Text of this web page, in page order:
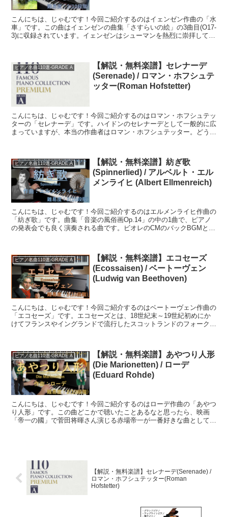
こんにちは、じゃむです！今回ご紹介するのはイェンゼン作曲の「水
車」です。この曲はイェンゼンの曲集「さすらいの絵」の3曲目(O17-
3)に収録されています。イェンゼンはシューマンを熱烈に崇拝してい
ピアノ名曲110選-GRADE A
【解説・無料楽譜】セレナーデ
(Serenade) / ロマン・ホフシュテ
ッター(Roman Hofstetter)
こんにちは、じゃむです！今回ご紹介するのはロマン・ホフシュテッ
ターの「セレナーデ」です。ハイドンのセレナーデとして一般的に広
まっていますが、本当の作曲者はロマン・ホフシュテッター。どうや
ピアノ名曲110選-GRADE A
【解説・無料楽譜】紡ぎ歌
(Spinnerlied) / アルベルト・エル
メンライヒ (Albert Ellmenreich)
こんにちは、じゃむです！今回ご紹介するのはエルメンライヒ作曲の
「紡ぎ歌」です。曲集「音楽の風俗画Op.14」の中の1曲で、ピアノ
の発表会でも良く演奏される曲です。ビオレのCMのバックBGMとし
ピアノ名曲110選-GRADE A
【解説・無料楽譜】エコセーズ
(Ecossaisen) / ベートーヴェン
(Ludwig van Beethoven)
こんにちは、じゃむです！今回ご紹介するのはベートーヴェン作曲の
「エコセーズ」です。エコセーズとは、18世紀末～19世紀初めにか
けてフランスやイングランドで流行したスコットランドのフォークダ
ピアノ名曲110選-GRADE A
【解説・無料楽譜】あやつり人形
(Die Marionetten) / ローデ
(Eduard Rohde)
こんにちは、じゃむです！今回ご紹介するのはローデ作曲の「あやつ
り人形」です。この曲どこかで聴いたことあるなと思ったら、映画
「帝一の國」で菅田将暉さん演じる赤場帝一が一番好きな曲としてピ
【解説・無料楽譜】セレナーデ(Serenade) /
ロマン・ホフシュテッター(Roman
Hofstetter)